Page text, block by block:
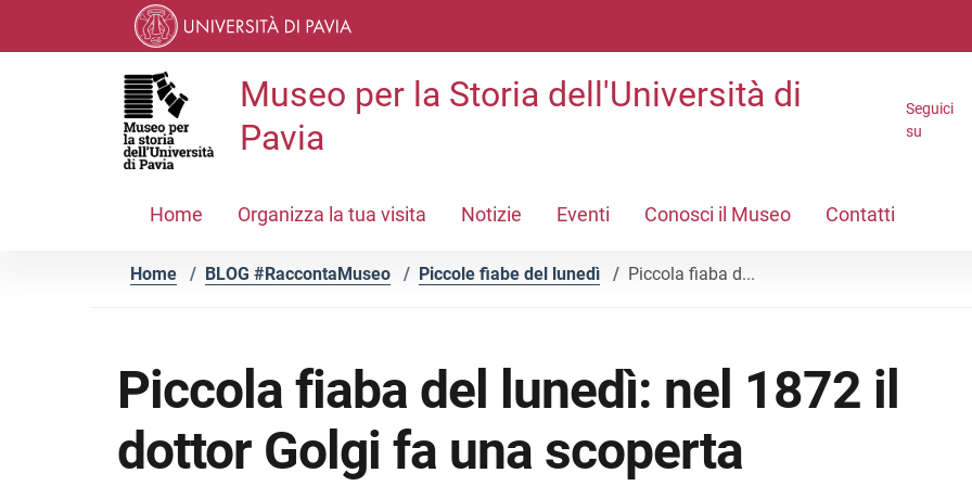
Vai al menu di navigazione
Museo per la Storia dell'Università di
Pavia
Seguici
su
Home Organizza la tua visita Notizie Eventi Conosci il Museo Contatti
Home / BLOG #RaccontaMuseo / Piccole fiabe del lunedì / Piccola fiaba d...
Piccola fiaba del lunedì: nel 1872 il
dottor Golgi fa una scoperta